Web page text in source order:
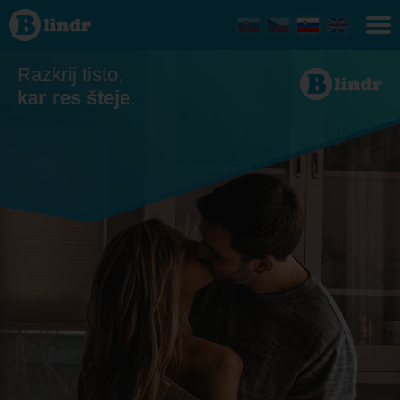
Zmenkovati
Razkrij tisto,
kar res šteje.